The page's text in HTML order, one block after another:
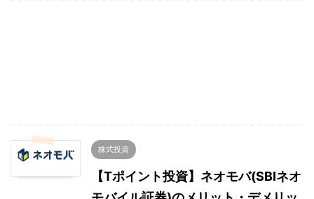
株式投資
【Tポイント投資】ネオモバ(SBIネオ